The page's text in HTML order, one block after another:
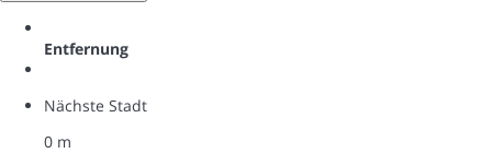
Entfernung
Nächste Stadt
0 m